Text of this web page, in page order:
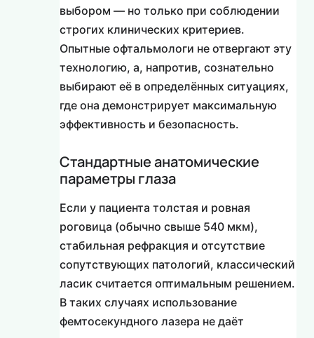
выбором — но только при соблюдении
строгих клинических критериев.
Опытные офтальмологи не отвергают эту
технологию, а, напротив, сознательно
выбирают её в определённых ситуациях,
где она демонстрирует максимальную
эффективность и безопасность.
Стандартные анатомические
параметры глаза
Если у пациента толстая и ровная
роговица (обычно свыше 540 мкм),
стабильная рефракция и отсутствие
сопутствующих патологий, классический
ласик считается оптимальным решением.
В таких случаях использование
фемтосекундного лазера не даёт